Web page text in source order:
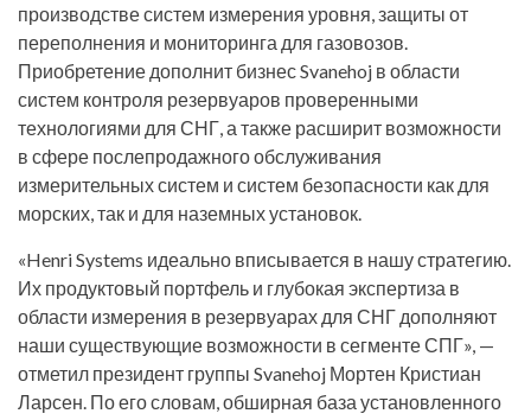
производстве систем измерения уровня, защиты от
переполнения и мониторинга для газовозов.
Приобретение дополнит бизнес Svanehoj в области
систем контроля резервуаров проверенными
технологиями для СНГ, а также расширит возможности
в сфере послепродажного обслуживания
измерительных систем и систем безопасности как для
морских, так и для наземных установок.
«Henri Systems идеально вписывается в нашу стратегию.
Их продуктовый портфель и глубокая экспертиза в
области измерения в резервуарах для СНГ дополняют
наши существующие возможности в сегменте СПГ», —
отметил президент группы Svanehoj Мортен Кристиан
Ларсен. По его словам, обширная база установленного